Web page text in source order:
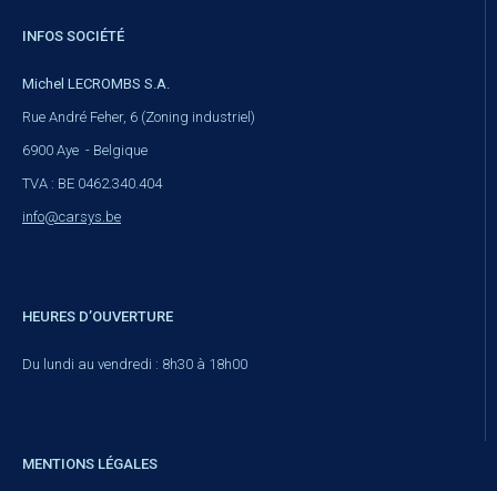
INFOS SOCIÉTÉ
Michel LECROMBS S.A.
Rue André Feher, 6 (Zoning industriel)
6900 Aye - Belgique
TVA : BE 0462.340.404
info@carsys.be
HEURES D’OUVERTURE
Du lundi au vendredi : 8h30 à 18h00
MENTIONS LÉGALES